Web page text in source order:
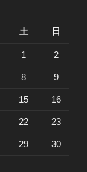
土 日
1 2
8 9
15 16
22 23
29 30